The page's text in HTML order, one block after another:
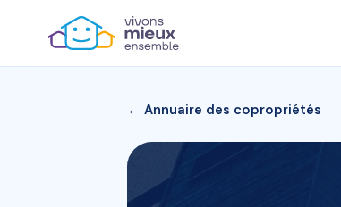
← Annuaire des copropriétés